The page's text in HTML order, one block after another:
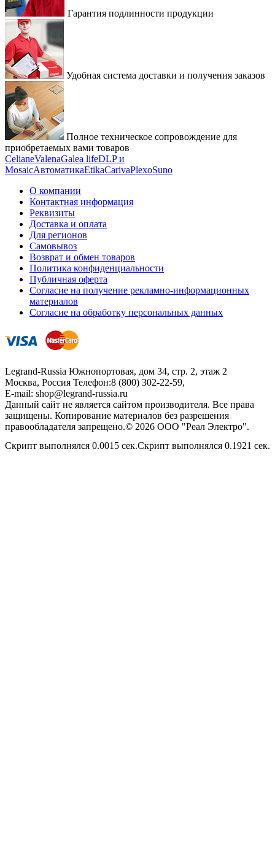
Гарантия подлинности продукции
Удобная система доставки и получения заказов
Полное техническое сопровождение для
приобретаемых вами товаров
CelianeValenaGalea lifeDLP и
MosaicАвтоматикаEtikaCarivaPlexoSuno
О компании
Контактная информация
Реквизиты
Доставка и оплата
Для регионов
Самовывоз
Возврат и обмен товаров
Политика конфиденциальности
Публичная оферта
Согласие на получение рекламно-информационных
материалов
Согласие на обработку персональных данных
Legrand-Russia Южнопортовая, дом 34, стр. 2, этаж 2
Москва, Россия Телефон:8 (800) 302-22-59,
E-mail: shop@legrand-russia.ru
Данный сайт не является сайтом производителя. Все права
защищены. Копирование материалов без разрешения
правообладателя запрещено.© 2026 ООО "Реал Электро".
Скрипт выполнялся 0.0015 сек.Скрипт выполнялся 0.1921 сек.